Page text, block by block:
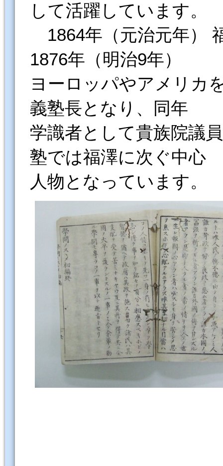
して活躍しています。
1864年（元治元年）
1876年（明治9年）
ヨーロッパやアメリカ
義塾長となり、同年
学識者として貴族院議
塾では福澤に次ぐ中心
人物となっています。